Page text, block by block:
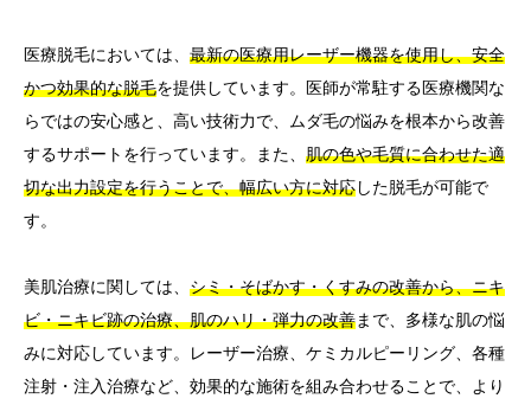
医療脱毛においては、 最新の医療用レーザー機器を使用し、安全
かつ効果的な脱毛を提供しています。医師が常駐する医療機関な
らではの安心感と、高い技術力で、ムダ毛の悩みを根本から改善
するサポートを行っています。また、 肌の色や毛質に合わせた適
切な出力設定を行うことで、幅広い方に対応した脱毛が可能で
す。
美肌治療に関しては、 シミ・そばかす・くすみの改善から、ニキ
ビ・ニキビ跡の治療、肌のハリ・弾力の改善まで、多様な肌の悩
みに対応しています。レーザー治療、ケミカルピーリング、各種
注射・注入治療など、効果的な施術を組み合わせることで、より